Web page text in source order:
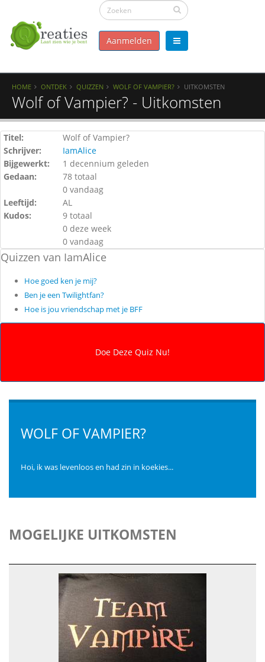
Aanmelden
HOME ONTDEK QUIZZEN WOLF OF VAMPIER? UITKOMSTEN
Wolf of Vampier? - Uitkomsten
Titel:
Wolf of Vampier?
Schrijver:
IamAlice
Bijgewerkt:
1 decennium geleden
Gedaan:
78 totaal
0 vandaag
Leeftijd:
AL
Kudos:
9 totaal
0 deze week
0 vandaag
Quizzen van IamAlice
Hoe goed ken je mij?
Ben je een Twilightfan?
Hoe is jou vriendschap met je BFF
WOLF OF VAMPIER?
Hoi, ik was levenloos en had zin in koekies...
MOGELIJKE UITKOMSTEN